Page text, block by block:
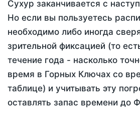
Сухур заканчивается с
Но если вы пользуетесь
необходимо либо иногда
зрительной фиксацией (то
течение года - насколько
время в Горных Ключах со
таблице) и учитывать эту
оставлять запас времени до